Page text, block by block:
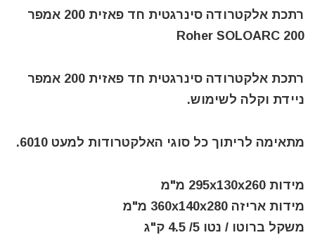
רתכת אלקטרודה סינרגטית חד פאזית 200 אמפר
Roher SOLOARC 200
רתכת אלקטרודה סינרגטית חד פאזית 200 אמפר
ניידת וקלה לשימוש.
מתאימה לריתוך כל סוגי האלקטרודות למעט 6010.
מידות 295x130x260 מ"מ
מידות אריזה 360x140x280 מ"מ
משקל ברוטו / נטו 5/ 4.5 ק"ג